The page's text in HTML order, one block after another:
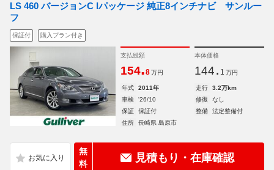
LS 460 バージョンC Iパッケージ 純正8インチナビ サンルー
フ
保証付 購入プラン付き
支払総額
154.8 万円
本体価格
144. 1 万円
年式 2011年 走行
3.2万km
車検
'26/10 修復
なし
保証
保証付 整備
法定整備付
住所
長崎県 島原市
無
料
見積もり・在庫確認